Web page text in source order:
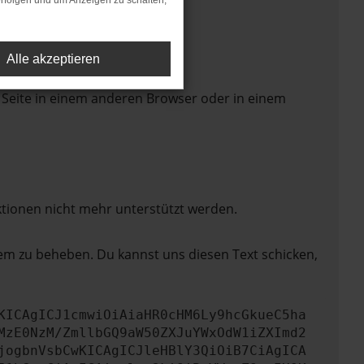
in einem anderen Browser oder in einem
nicht mehr unterstützt werden.
zu beheben. Du kannst uns diesen Text schicken,
ZmllbGQ9aW50ZXJuYWxOdW1iZXImd2
Alle akzeptieren